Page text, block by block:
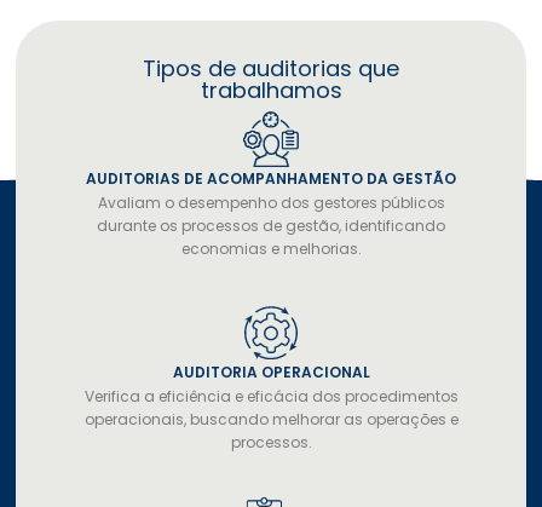
Tipos de auditorias que
trabalhamos
AUDITORIAS DE ACOMPANHAMENTO DA GESTÃO
Avaliam o desempenho dos gestores públicos
durante os processos de gestão, identificando
economias e melhorias.
AUDITORIA OPERACIONAL
Verifica a eficiência e eficácia dos procedimentos
operacionais, buscando melhorar as operações e
processos.